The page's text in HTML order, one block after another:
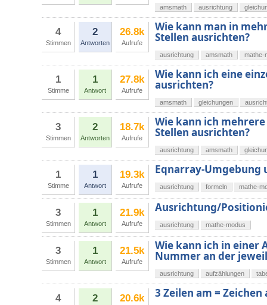
amsmath ausrichtung
4
Stimmen
2
Antworten
26.8k
Aufrufe
Wie kann man in
Stellen ausrichten?
ausrichtung amsmath mathe-
1
Stimme
1
Antwort
27.8k
Aufrufe
Wie kann ich eine
ausrichten?
amsmath gleichungen
3
Stimmen
2
Antworten
18.7k
Aufrufe
Wie kann ich
Stellen ausrichten?
ausrichtung amsmath
1
Stimme
1
Antwort
19.3k
Aufrufe
Eqnarray-Umgebung
ausrichtung formeln mathe-
3
Stimmen
1
Antwort
21.9k
Aufrufe
Ausrichtung/
ausrichtung mathe-modus
3
Stimmen
1
Antwort
21.5k
Aufrufe
Wie kann ich in einer
Nummer an der
ausrichtung aufzählungen
4 2 20.6k 3 Zeilen am =